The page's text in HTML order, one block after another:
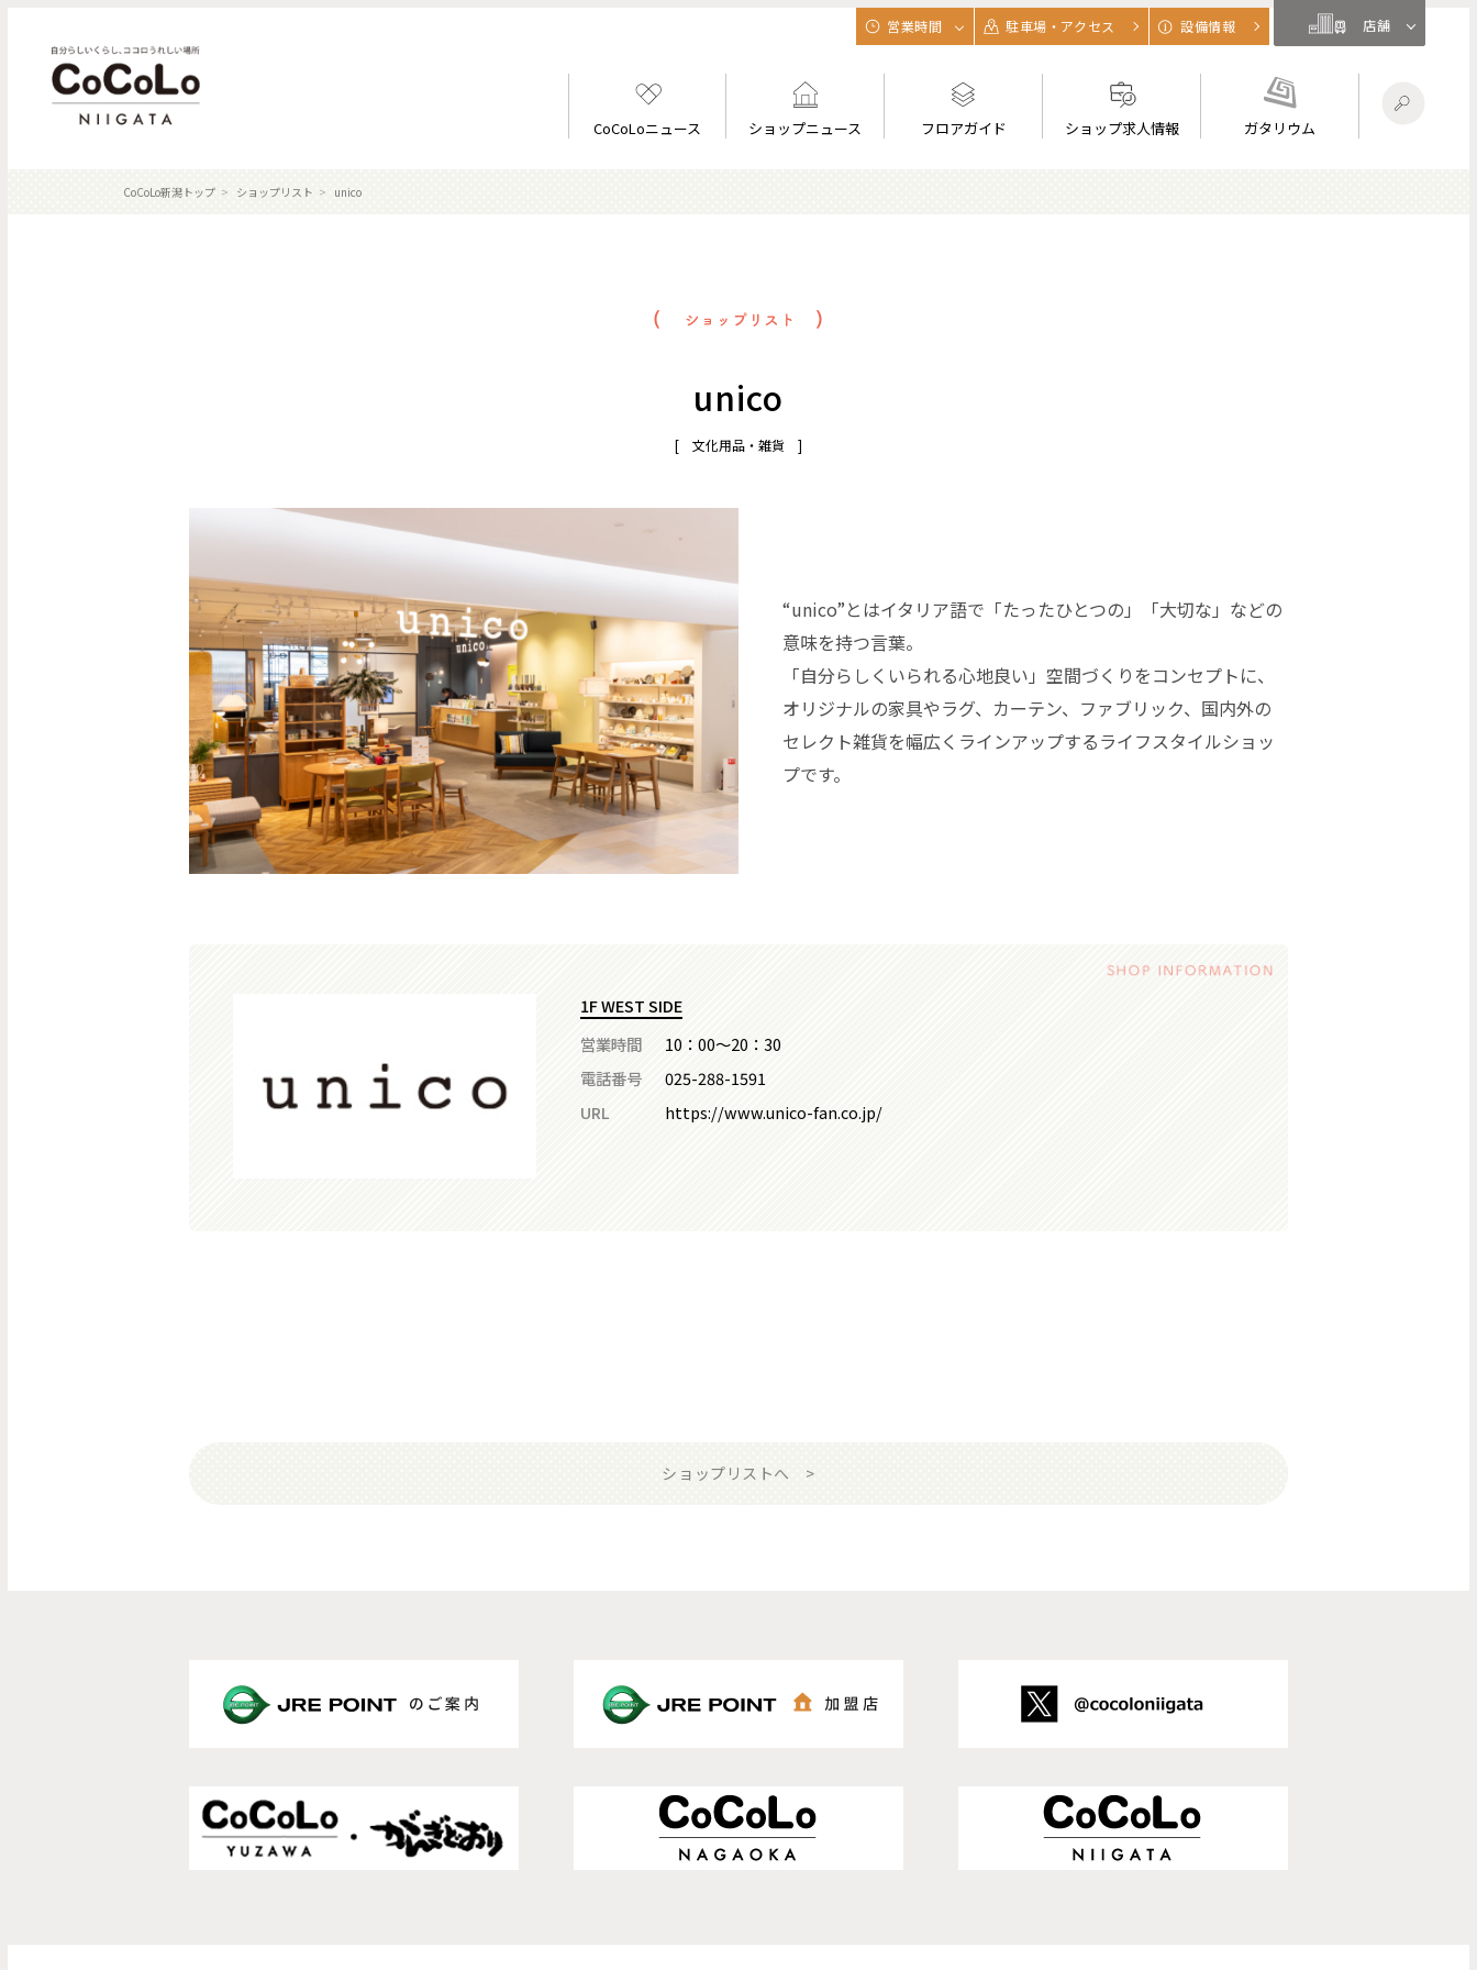
CoCoLoニュース ショップニュース フロアガイド ショップ求人情報 ガタリウム
営業時間 駐車場・アクセス 設備情報 店舗
CoCoLo新潟トップ ショップリスト unico
unico
[ 文化用品・雑貨 ]
“unico”とはイタリア語で「たったひとつの」「大切な」などの
意味を持つ言葉。
「自分らしくいられる心地良い」空間づくりをコンセプトに、
オリジナルの家具やラグ、カーテン、ファブリック、国内外の
セレクト雑貨を幅広くラインアップするライフスタイルショッ
プです。
1F WEST SIDE
営業時間
10：00～20：30
電話番号
025-288-1591
URL
https://www.unico-fan.co.jp/
ショップリストへ